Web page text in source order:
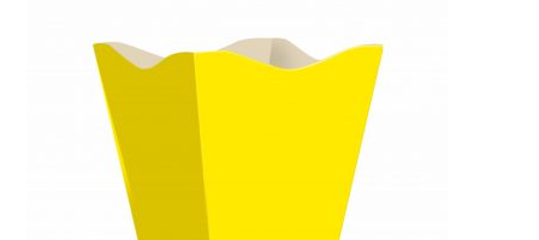
quantidade